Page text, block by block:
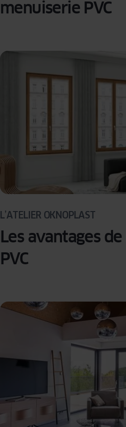
menuiserie PVC
L’ATELIER OKNOPLAST
Les avantages de
PVC